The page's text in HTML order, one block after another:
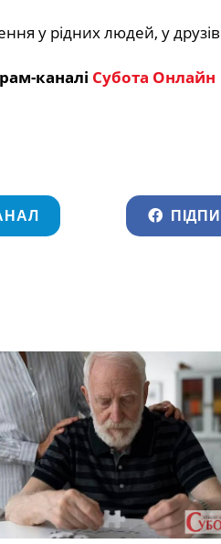
у рідних людей, у друзів
каналі Субота Онлайн